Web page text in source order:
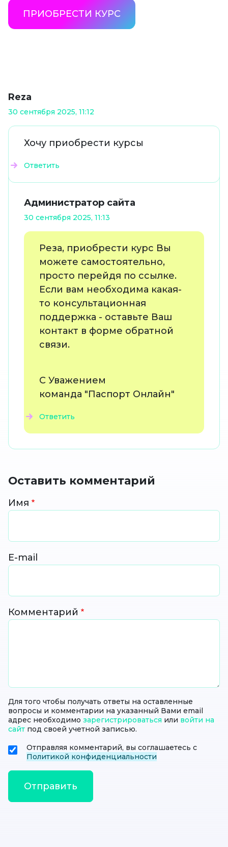
ПРИОБРЕСТИ КУРС
Reza
30 сентября 2025, 11:12
Хочу приобрести курсы
Ответить
Администратор сайта
30 сентября 2025, 11:13
Реза, приобрести курс Вы
можете самостоятельно,
просто перейдя по ссылке.
Если вам необходима какая-
то консультационная
поддержка - оставьте Ваш
контакт в форме обратной
связи.
С Уважением
команда "Паспорт Онлайн"
Ответить
Оставить комментарий
Имя
E-mail
Комментарий
Для того чтобы получать ответы на оставленные
вопросы и комментарии на указанный Вами email
адрес необходимо зарегистрироваться или войти на
сайт под своей учетной записью.
Отправляя комментарий, вы соглашаетесь с
Политикой конфиденциальности